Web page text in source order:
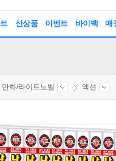
신상품 이벤트 바이백 매
만화/라이트노벨 액션